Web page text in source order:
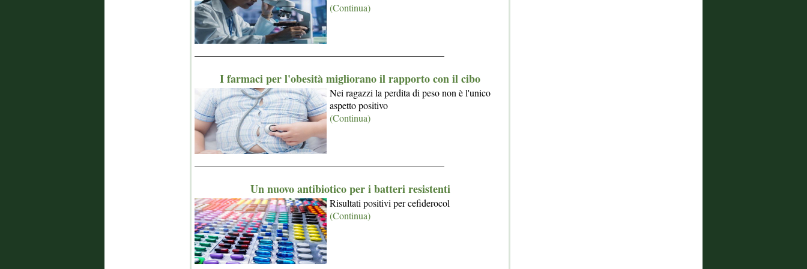
(Continua)
I farmaci per l'obesità migliorano il rapporto con il cibo
Nei ragazzi la perdita di peso non è l'unico
aspetto positivo
(Continua)
Un nuovo antibiotico per i batteri resistenti
Risultati positivi per cefiderocol
(Continua)